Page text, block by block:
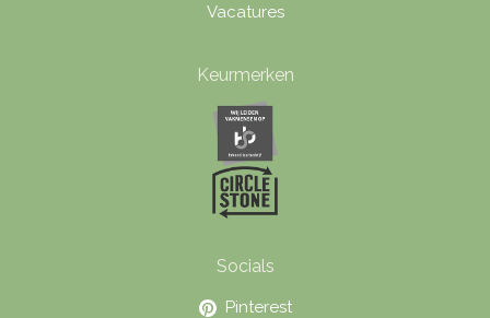
Vacatures
Keurmerken
Socials
Pinterest